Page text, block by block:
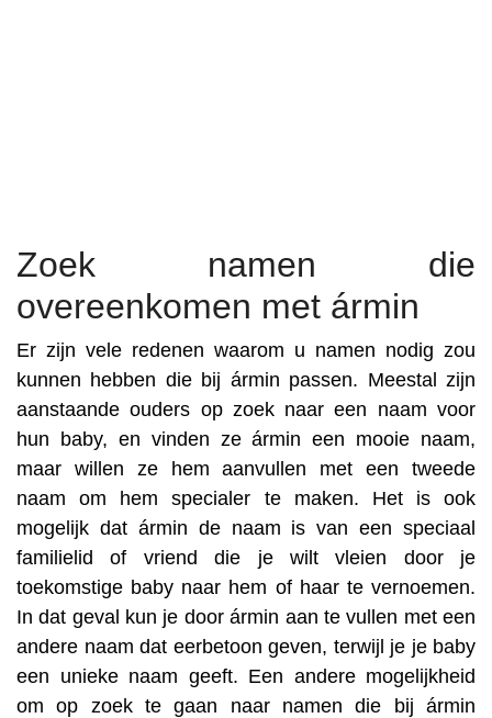
Zoek namen die
overeenkomen met ármin
Er zijn vele redenen waarom u namen nodig zou
kunnen hebben die bij ármin passen. Meestal zijn
aanstaande ouders op zoek naar een naam voor
hun baby, en vinden ze ármin een mooie naam,
maar willen ze hem aanvullen met een tweede
naam om hem specialer te maken. Het is ook
mogelijk dat ármin de naam is van een speciaal
familielid of vriend die je wilt vleien door je
toekomstige baby naar hem of haar te vernoemen.
In dat geval kun je door ármin aan te vullen met een
andere naam dat eerbetoon geven, terwijl je je baby
een unieke naam geeft. Een andere mogelijkheid
om op zoek te gaan naar namen die bij ármin